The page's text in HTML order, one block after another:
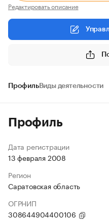
Редактировать описание
ПрофильВиды деятельности
Профиль
Дата регистрации
13 февраля 2008
Регион
Саратовская область
ОГРНИП
308644904400106